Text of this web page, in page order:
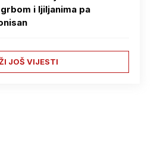
i ljiljanima pa
JOŠ VIJESTI